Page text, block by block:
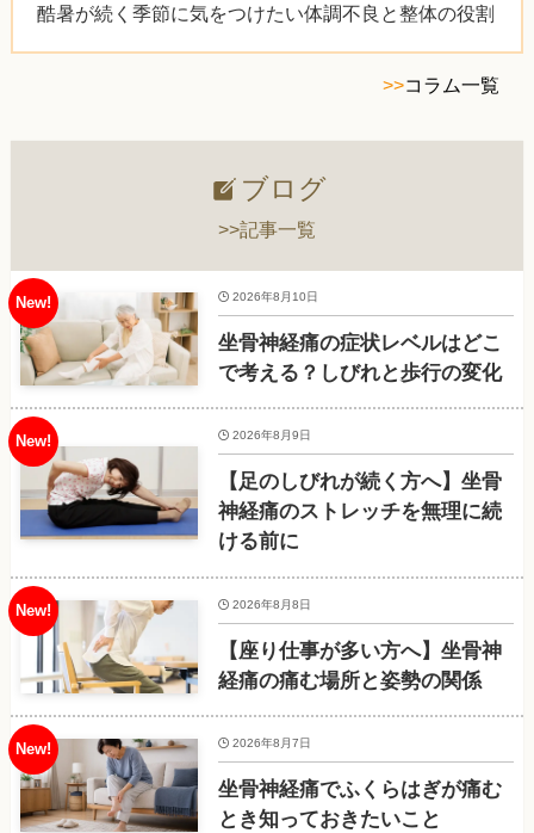
酷暑が続く季節に気をつけたい体調不良と整体の役割
>>コラム一覧
ブログ
>>記事一覧
坐骨神経痛の症状レベルはどこ
で考える？しびれと歩行の変化
2026年8月10日
【足のしびれが続く方へ】坐骨
神経痛のストレッチを無理に続
ける前に
2026年8月9日
【座り仕事が多い方へ】坐骨神
経痛の痛む場所と姿勢の関係
2026年8月8日
坐骨神経痛でふくらはぎが痛む
とき知っておきたいこと
2026年8月7日